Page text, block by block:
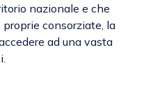
nazionale e che
consorziate, la
ad una vasta